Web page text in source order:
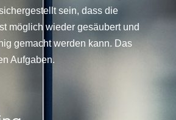
sein, dass die
möglich wieder gesäubert und
gemacht werden kann. Das
Aufgaben.